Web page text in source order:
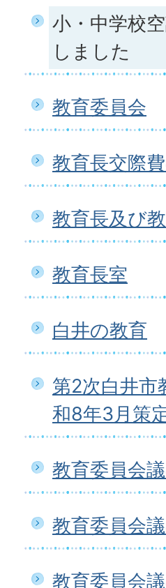
小・中学校
しました
教育委員会
教育長交際
教育長及び
教育長室
白井の教育
第2次白井市
和8年3月策定
教育委員会
教育委員会
教育委員会